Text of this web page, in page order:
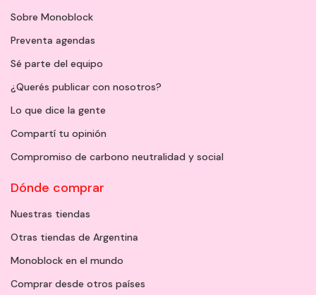
Sobre Monoblock
Preventa agendas
Sé parte del equipo
¿Querés publicar con nosotros?
Lo que dice la gente
Compartí tu opinión
Compromiso de carbono neutralidad y social
Dónde comprar
Nuestras tiendas
Otras tiendas de Argentina
Monoblock en el mundo
Comprar desde otros países